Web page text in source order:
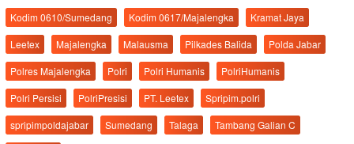
Kodim 0610/Sumedang Kodim 0617/Majalengka
Kramat Jaya
Leetex
Majalengka Malausma Pilkades Balida
Polda Jabar
Polres Majalengka
Polri Polri Humanis
PolriHumanis
Polri Persisi
PolriPresisi PT. Leetex
Spripim.polri
spripimpoldajabar
Sumedang Talaga
Tambang Galian C